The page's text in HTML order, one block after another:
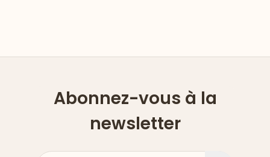
Abonnez-vous à la
newsletter